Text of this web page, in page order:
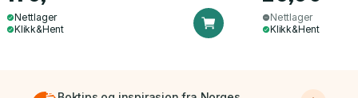
Nettlager
Klikk&Hent
Nettlager
Klikk&Hent